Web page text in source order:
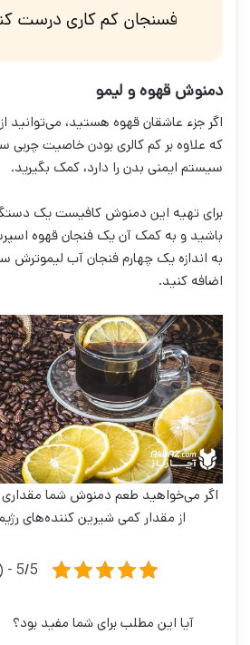
فسنجان کم کاری درست
دمنوش قهوه و لیمو
اگر جزء عاشقان قهوه هستید، می‌توانید
که علاوه بر کم کالری بودن خاصیت چربی
سیستم ایمنی بدن را دارد، کمک بگیرید.
برای تهیه این دمنوش کافیست یک
باشید و به کمک آن یک فنجان قهوه
به اندازه یک چهارم فنجان آب لیموترش
اضافه کنید.
اگر می‌خواهید طعم دمنوش شما
از مقدار کمی شیرین کننده‌های
5/5 - (2 امتیاز)
آیا این مطلب برای شما مفید بود؟